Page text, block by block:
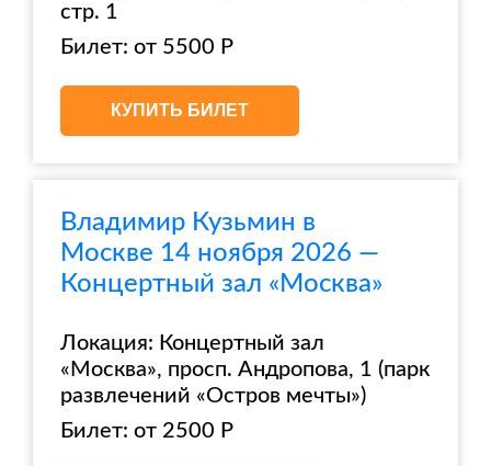
стр. 1
Билет: от 5500 Р
КУПИТЬ БИЛЕТ
Владимир Кузьмин в
Москве 14 ноября 2026 —
Концертный зал «Москва»
Локация: Концертный зал
«Москва», просп. Андропова, 1 (парк
развлечений «Остров мечты»)
Билет: от 2500 Р